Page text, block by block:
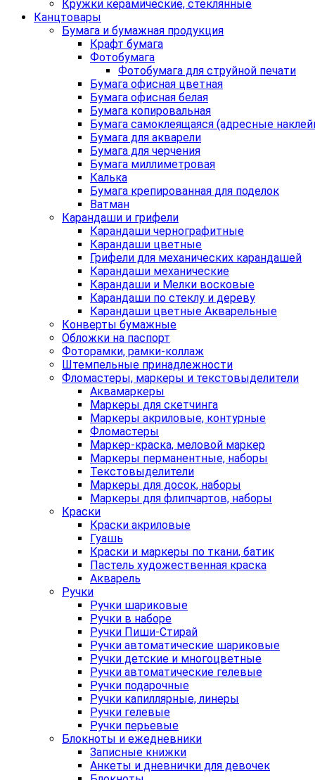
Кружки керамические, стеклянные
Канцтовары
Бумага и бумажная продукция
Крафт бумага
Фотобумага
Фотобумага для струйной печати
Бумага офисная цветная
Бумага офисная белая
Бумага копировальная
Бумага самоклеящаяся (адресные
Бумага для акварели
Бумага для черчения
Бумага миллиметровая
Калька
Бумага крепированная для поделок
Ватман
Карандаши и грифели
Карандаши чернографитные
Карандаши цветные
Грифели для механических карандашей
Карандаши механические
Карандаши и Мелки восковые
Карандаши по стеклу и дереву
Карандаши цветные Акварельные
Конверты бумажные
Обложки на паспорт
Фоторамки, рамки-коллаж
Штемпельные принадлежности
Фломастеры, маркеры и текстовыделители
Аквамаркеры
Маркеры для скетчинга
Маркеры акриловые, контурные
Фломастеры
Маркер-краска, меловой маркер
Маркеры перманентные, наборы
Текстовыделители
Маркеры для досок, наборы
Маркеры для флипчартов, наборы
Краски
Краски акриловые
Гуашь
Краски и маркеры по ткани, батик
Пастель художественная краска
Акварель
Ручки
Ручки шариковые
Ручки в наборе
Ручки Пиши-Стирай
Ручки автоматические шариковые
Ручки детские и многоцветные
Ручки автоматические гелевые
Ручки подарочные
Ручки капиллярные, линеры
Ручки гелевые
Ручки перьевые
Блокноты и ежедневники
Записные книжки
Анкеты и дневнички для девочек